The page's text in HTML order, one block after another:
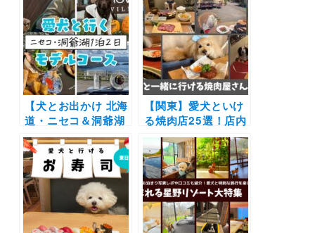
【犬とお出かけ 北海
道・ニセコ＆洞爺湖
モデルコース】ニセ
コの絶景とグルメを
楽しむ旅♪Seven
Star’s Cafe
NISEKO～洞爺湖～
ヴィラ ルピシア～ス
ノードッグビレッジ
【関東】愛犬といけ
る焼肉店25選！店内
や個室OK＆ワンち
ゃん用メニューがあ
るお店もご紹介（実
際のおでかけレポー
ト付き）